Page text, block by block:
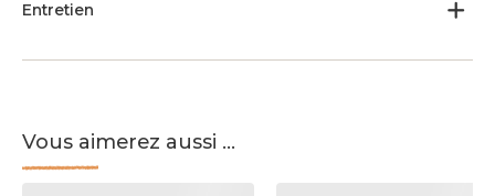
Entretien
Vous aimerez aussi ...